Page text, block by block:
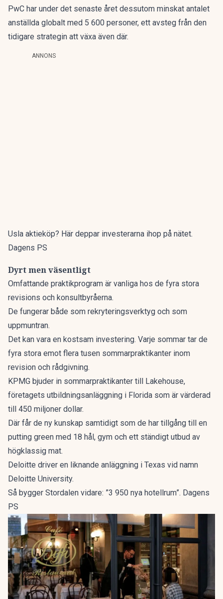
PwC har under det senaste året dessutom minskat antalet
anställda globalt med 5 600 personer, ett avsteg från den
tidigare strategin att växa även där.
ANNONS
Usla aktieköp? Här deppar investerarna ihop på nätet.
Dagens PS
Dyrt men väsentligt
Omfattande praktikprogram är vanliga hos de fyra stora
revisions och konsultbyråerna.
De fungerar både som rekryteringsverktyg och som
uppmuntran.
Det kan vara en kostsam investering. Varje sommar tar de
fyra stora emot flera tusen sommarpraktikanter inom
revision och rådgivning.
KPMG bjuder in sommarpraktikanter till Lakehouse,
företagets utbildningsanläggning i Florida som är värderad
till 450 miljoner dollar.
Där får de ny kunskap samtidigt som de har tillgång till en
putting green med 18 hål, gym och ett ständigt utbud av
högklassig mat.
Deloitte driver en liknande anläggning i Texas vid namn
Deloitte University.
Så bygger Stordalen vidare: ”3 950 nya hotellrum”. Dagens
PS